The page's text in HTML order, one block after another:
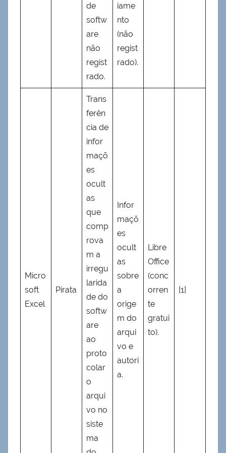
de
softw
are
não
regist
rado.
iame
nto
(não
regist
rado).
Micro
soft
Excel
Pirata
Trans
ferên
cia de
infor
maçõ
es
ocult
as
que
comp
rova
m a
irregu
larida
de do
softw
are
ao
proto
colar
o
arqui
vo no
siste
ma
Infor
maçõ
es
ocult
as
sobre
a
orige
m do
arqui
vo e
autori
a.
Libre
Office
(conc
orren
te
gratui
to).
[1]